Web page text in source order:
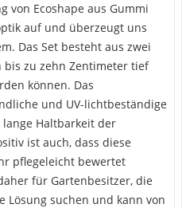
von Ecoshape aus Gummi
auf und überzeugt uns
Das Set besteht aus zwei
zu zehn Zentimeter tief
können. Das
und UV-lichtbeständige
Haltbarkeit der
ist auch, dass diese
pflegeleicht bewertet
für Gartenbesitzer, die
Lösung suchen und kann von